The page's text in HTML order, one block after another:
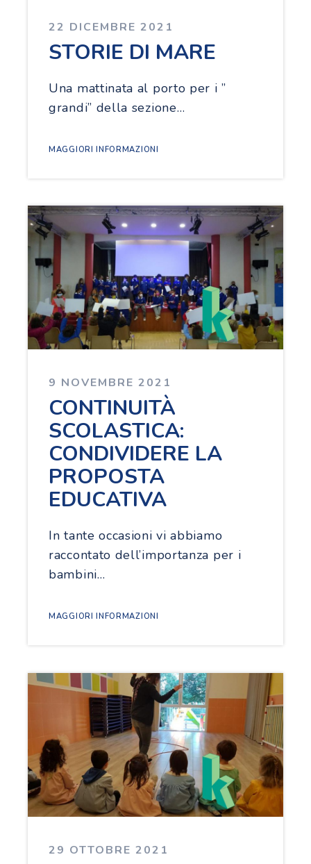
22 DICEMBRE 2021
STORIE DI MARE
Una mattinata al porto per i ”
grandi” della sezione…
MAGGIORI INFORMAZIONI
9 NOVEMBRE 2021
CONTINUITÀ
SCOLASTICA:
CONDIVIDERE LA
PROPOSTA
EDUCATIVA
In tante occasioni vi abbiamo
raccontato dell’importanza per i
bambini…
MAGGIORI INFORMAZIONI
29 OTTOBRE 2021